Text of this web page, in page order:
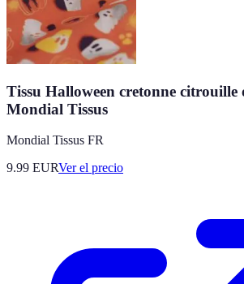
Tissu Halloween cretonne
Mondial Tissus
Mondial Tissus FR
9.99 EURVer el precio